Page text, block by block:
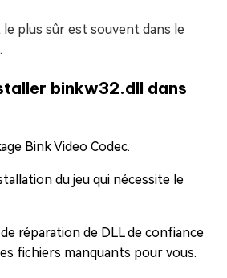
plus sûr est souvent dans le
binkw32.dll dans
Bink Video Codec.
du jeu qui nécessite le
réparation de DLL de confiance
fichiers manquants pour vous.